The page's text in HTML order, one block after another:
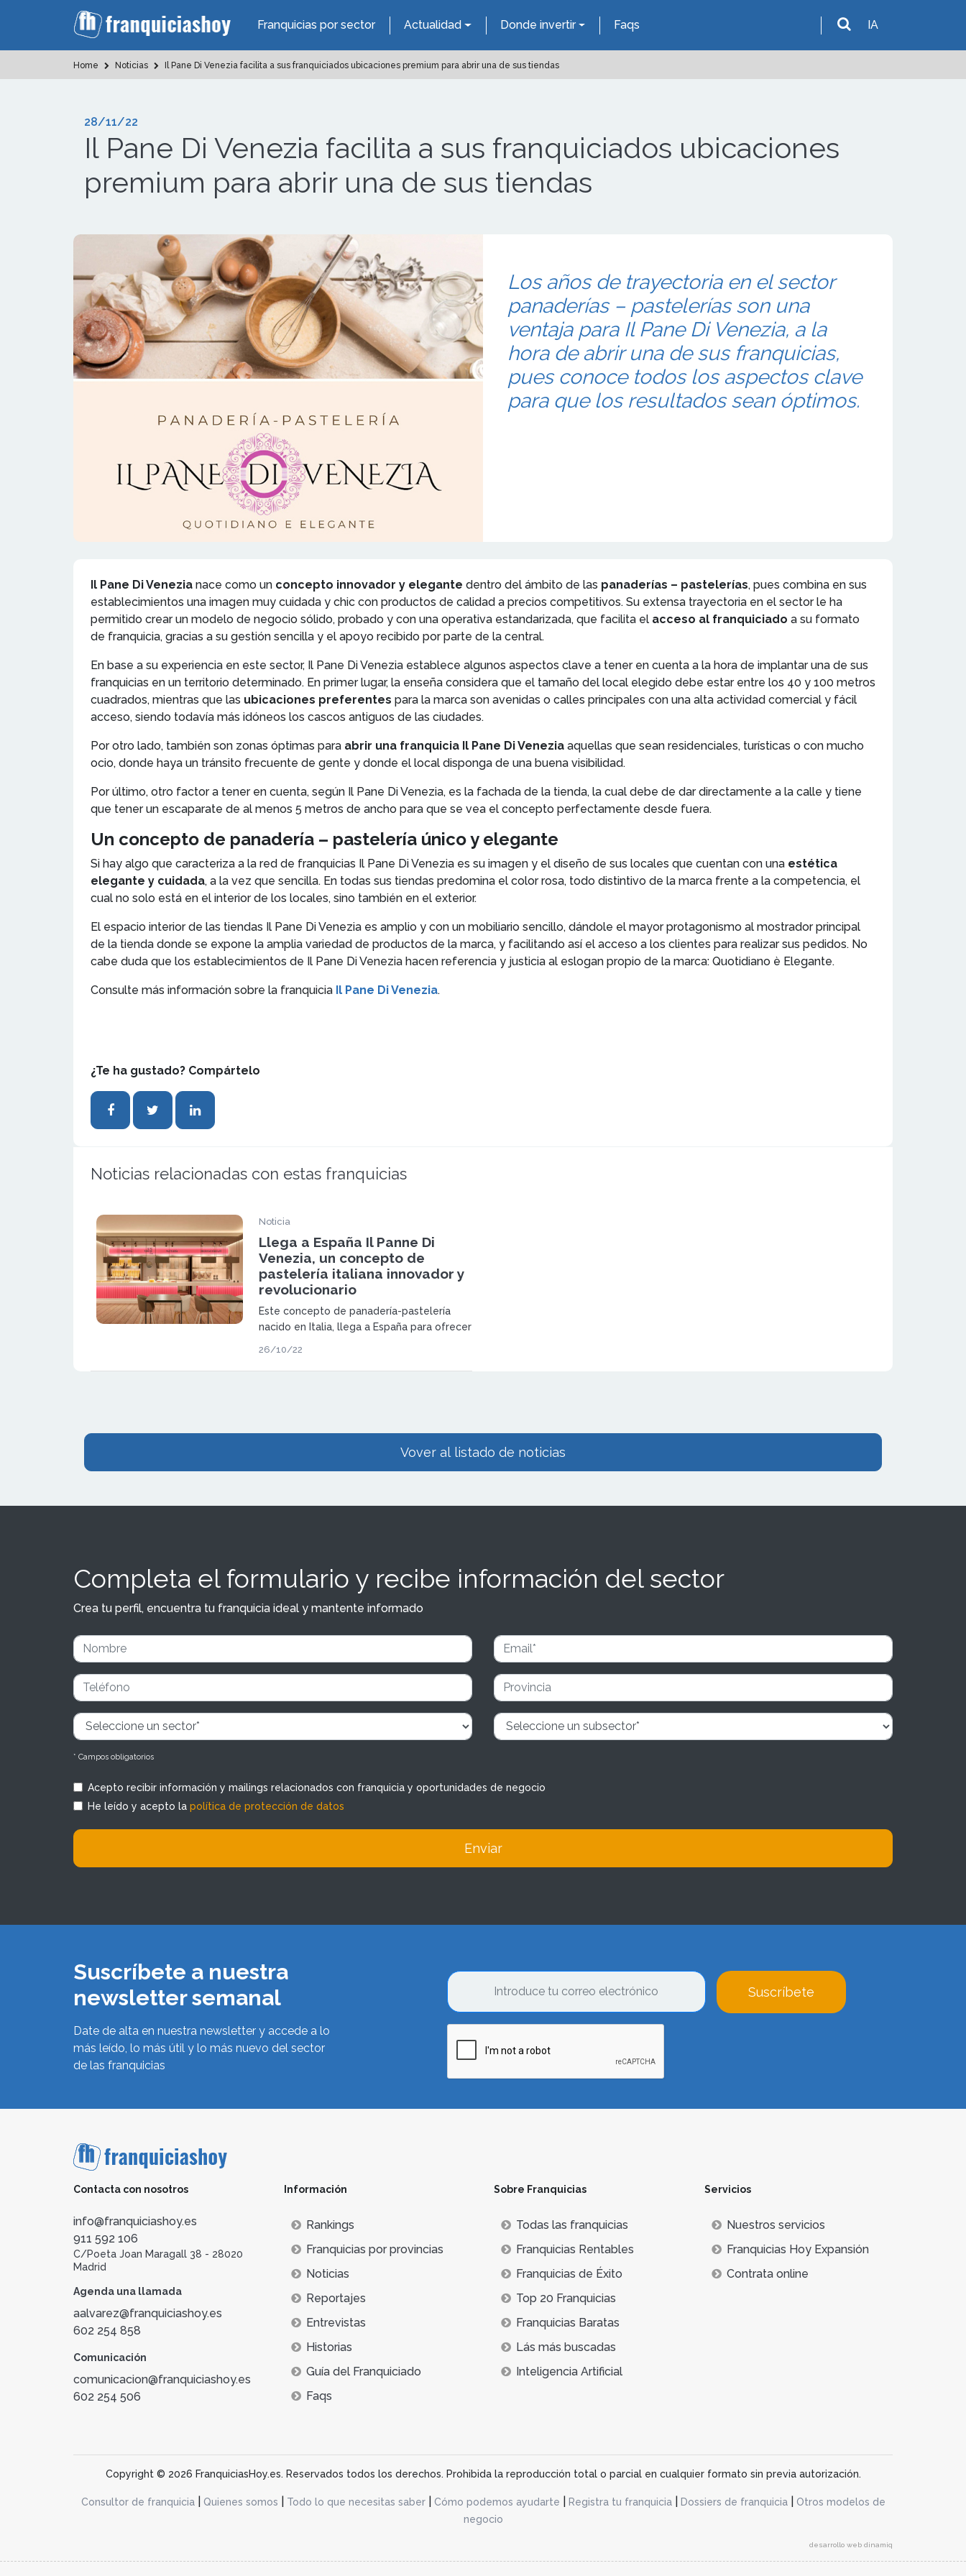
Franquicias por sector Actualidad Donde invertir Faqs IA
Home Noticias Il Pane Di Venezia facilita a sus franquiciados ubicaciones premium para abrir una de sus tiendas
28/11/22
Il Pane Di Venezia facilita a sus franquiciados ubicaciones
premium para abrir una de sus tiendas
Los años de trayectoria en el sector
panaderías – pastelerías son una
ventaja para Il Pane Di Venezia, a la
hora de abrir una de sus franquicias,
pues conoce todos los aspectos clave
para que los resultados sean óptimos.
Il Pane Di Venezia nace como un concepto innovador y elegante dentro del ámbito de las panaderías – pastelerías, pues combina en sus
establecimientos una imagen muy cuidada y chic con productos de calidad a precios competitivos. Su extensa trayectoria en el sector le ha
permitido crear un modelo de negocio sólido, probado y con una operativa estandarizada, que facilita el acceso al franquiciado a su formato
de franquicia, gracias a su gestión sencilla y el apoyo recibido por parte de la central.
En base a su experiencia en este sector, Il Pane Di Venezia establece algunos aspectos clave a tener en cuenta a la hora de implantar una de sus
franquicias en un territorio determinado. En primer lugar, la enseña considera que el tamaño del local elegido debe estar entre los 40 y 100 metros
cuadrados, mientras que las ubicaciones preferentes para la marca son avenidas o calles principales con una alta actividad comercial y fácil
acceso, siendo todavía más idóneos los cascos antiguos de las ciudades.
Por otro lado, también son zonas óptimas para abrir una franquicia Il Pane Di Venezia aquellas que sean residenciales, turísticas o con mucho
ocio, donde haya un tránsito frecuente de gente y donde el local disponga de una buena visibilidad.
Por último, otro factor a tener en cuenta, según Il Pane Di Venezia, es la fachada de la tienda, la cual debe de dar directamente a la calle y tiene
que tener un escaparate de al menos 5 metros de ancho para que se vea el concepto perfectamente desde fuera.
Un concepto de panadería – pastelería único y elegante
Si hay algo que caracteriza a la red de franquicias Il Pane Di Venezia es su imagen y el diseño de sus locales que cuentan con una estética
elegante y cuidada, a la vez que sencilla. En todas sus tiendas predomina el color rosa, todo distintivo de la marca frente a la competencia, el
cual no solo está en el interior de los locales, sino también en el exterior.
El espacio interior de las tiendas Il Pane Di Venezia es amplio y con un mobiliario sencillo, dándole el mayor protagonismo al mostrador principal
de la tienda donde se expone la amplia variedad de productos de la marca, y facilitando así el acceso a los clientes para realizar sus pedidos. No
cabe duda que los establecimientos de Il Pane Di Venezia hacen referencia y justicia al eslogan propio de la marca: Quotidiano è Elegante.
Consulte más información sobre la franquicia Il Pane Di Venezia.
¿Te ha gustado? Compártelo
Noticias relacionadas con estas franquicias
Noticia
Llega a España Il Panne Di
Venezia, un concepto de
pastelería italiana innovador y
revolucionario
Este concepto de panadería-pastelería
nacido en Italia, llega a España para ofrecer
26/10/22
Vover al listado de noticias
Completa el formulario y recibe información del sector
Crea tu perfil, encuentra tu franquicia ideal y mantente informado
* Campos obligatorios
Acepto recibir información y mailings relacionados con franquicia y oportunidades de negocio
He leído y acepto la política de protección de datos
Enviar
Suscríbete a nuestra
newsletter semanal
Date de alta en nuestra newsletter y accede a lo
más leído, lo más útil y lo más nuevo del sector
de las franquicias
Suscríbete
Contacta con nosotros
info@franquiciashoy.es
911 592 106
C/Poeta Joan Maragall 38 - 28020
Madrid
Agenda una llamada
aalvarez@franquiciashoy.es
602 254 858
Comunicación
comunicacion@franquiciashoy.es
602 254 506
Información
Rankings
Franquicias por provincias
Noticias
Reportajes
Entrevistas
Historias
Guía del Franquiciado
Faqs
Sobre Franquicias
Todas las franquicias
Franquicias Rentables
Franquicias de Éxito
Top 20 Franquicias
Franquicias Baratas
Lás más buscadas
Inteligencia Artificial
Servicios
Nuestros servicios
Franquicias Hoy Expansión
Contrata online
Copyright © 2026 FranquiciasHoy.es. Reservados todos los derechos. Prohibida la reproducción total o parcial en cualquier formato sin previa autorización.
Consultor de franquicia| Quienes somos Todo lo que necesitas saber| Cómo podemos ayudarte Registra tu franquicia| Dossiers de franquicia|
Otros modelos de
negocio
desarrollo web dinamiq